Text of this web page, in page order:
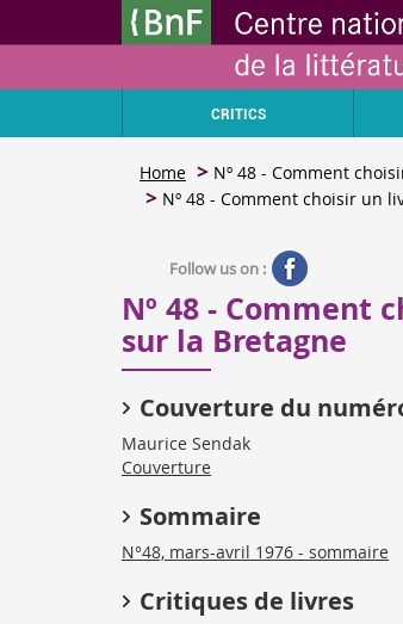
CRITICS
Home
Nº 48 - Comment
Nº 48 - Comment choisir un
Follow us on :
Nº 48 - Comment
sur la Bretagne
Couverture du
Maurice Sendak
Couverture
Sommaire
N°48, mars-avril 1976 - sommaire
Critiques de livres
Cookies management panel